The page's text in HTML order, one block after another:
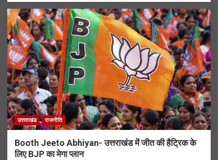
उत्तराखंड राजनीति
Booth Jeeto Abhiyan- उत्तराखंड में जीत की हैट्रिक के
लिए BJP का मेगा प्लान